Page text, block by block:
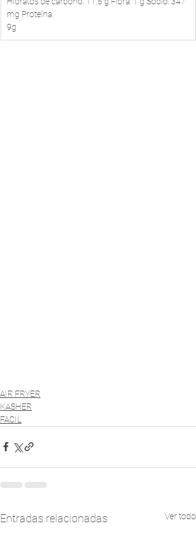
mg Proteína:
9g
AIR FRYER
KASHER
FACIL
Entradas relacionadas Ver todo